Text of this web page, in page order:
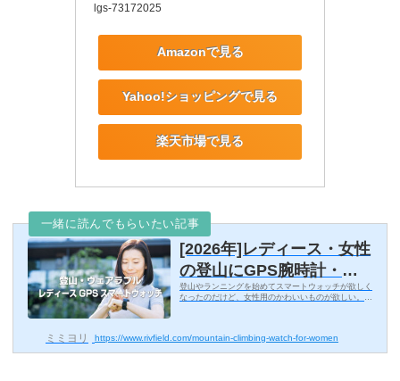
lgs-73172025
Amazonで見る
Yahoo!ショッピングで見る
楽天市場で見る
一緒に読んでもらいたい記事
[2026年]レディース・女性
の登山にGPS腕時計・ス
マートウォッチ・ウェアラ
プレゼントにも最適
登山やランニングを始めてスマートウォッチが欲しく
なったのだけど、女性用のかわいいものが欲しい。登
ミミヨリ https://www.rivfield.com/mountain-climbing-watch-for-women